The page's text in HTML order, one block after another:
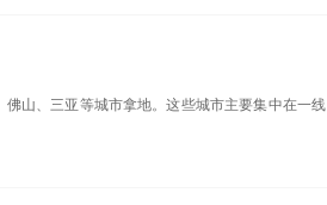
山、三亚等城市拿地。这些城市主要集中在一线